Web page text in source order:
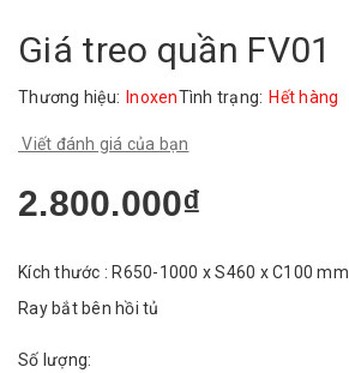
Giá treo quần FV01
Thương hiệu: InoxenTình trạng: Hết hàng
Viết đánh giá của bạn
2.800.000₫
Kích thước : R650-1000 x S460 x C100 mm
Ray bắt bên hồi tủ
Số lượng: